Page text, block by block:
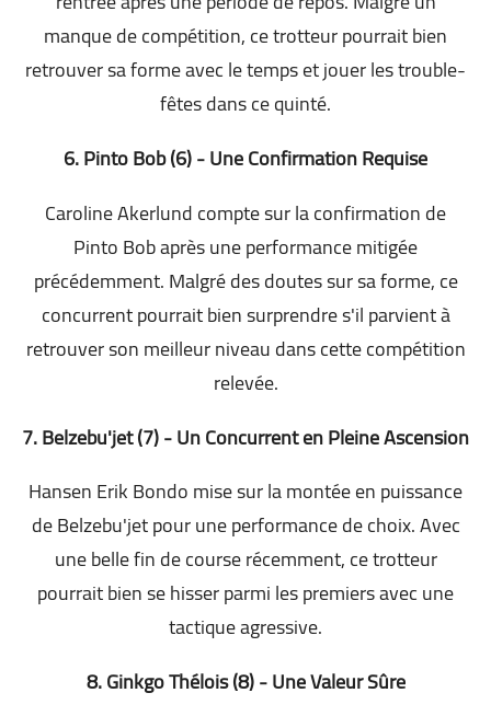
manque de compétition, ce trotteur pourrait bien
retrouver sa forme avec le temps et jouer les trouble-
fêtes dans ce quinté.
6. Pinto Bob (6) - Une Confirmation Requise
Caroline Akerlund compte sur la confirmation de
Pinto Bob après une performance mitigée
précédemment. Malgré des doutes sur sa forme, ce
concurrent pourrait bien surprendre s'il parvient à
retrouver son meilleur niveau dans cette compétition
relevée.
7. Belzebu'jet (7) - Un Concurrent en Pleine Ascension
Hansen Erik Bondo mise sur la montée en puissance
de Belzebu'jet pour une performance de choix. Avec
une belle fin de course récemment, ce trotteur
pourrait bien se hisser parmi les premiers avec une
tactique agressive.
8. Ginkgo Thélois (8) - Une Valeur Sûre